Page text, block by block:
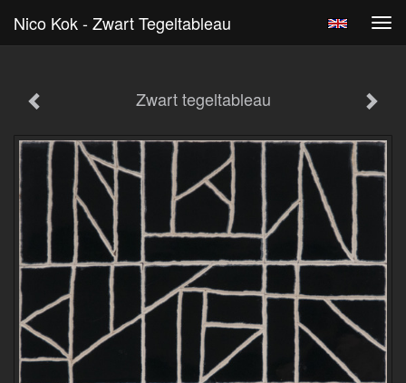
Nico Kok - Zwart Tegeltableau
Zwart tegeltableau